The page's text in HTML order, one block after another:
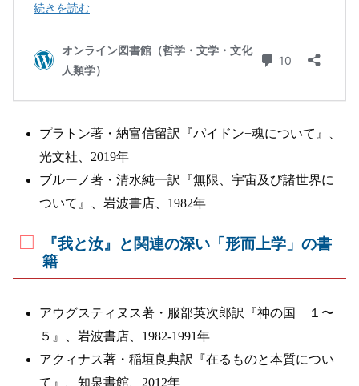
プラトン著・納富信留訳『パイドン−魂について』、
光文社、2019年
ブルーノ著・清水純一訳『無限、宇宙及び諸世界に
ついて』、岩波書店、1982年
『我と汝』と関連の深い「形而上学」の書
籍
アウグスティヌス著・服部英次郎訳『神の国 １〜
５』、岩波書店、1982-1991年
アクィナス著・稲垣良典訳『在るものと本質につい
て』、知泉書館、2012年